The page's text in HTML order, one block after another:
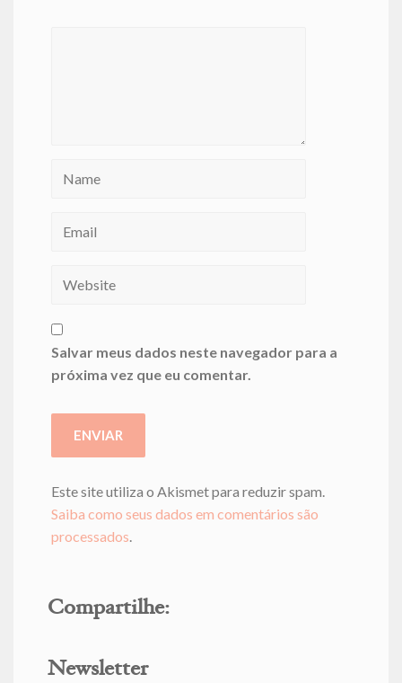
Salvar meus dados neste navegador para a
próxima vez que eu comentar.
Este site utiliza o Akismet para reduzir spam.
Saiba como seus dados em comentários são
processados.
Compartilhe:
Newsletter